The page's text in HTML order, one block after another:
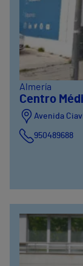
Almería
Centro
Avenida
950489688